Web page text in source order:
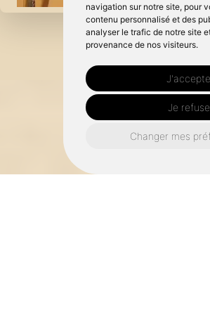
navigation sur notre site, pour
contenu personnalisé et des
analyser le trafic de notre site
provenance de nos visiteurs.
J'accepte
Je refuse
Changer mes